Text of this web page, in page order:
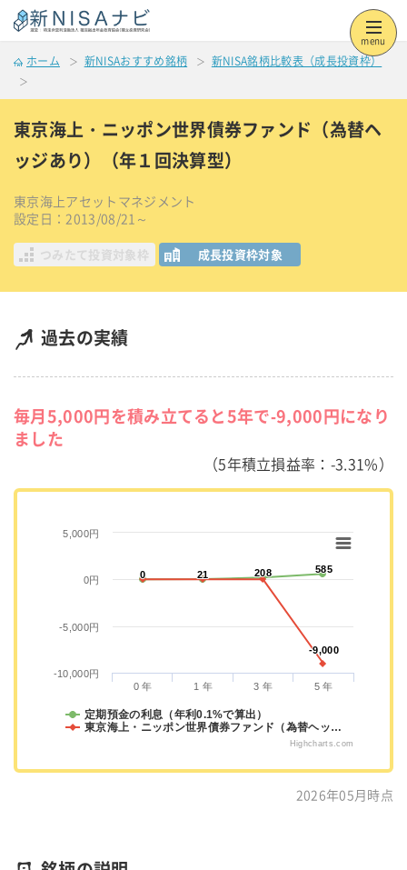
menu
ホーム 新NISAおすすめ銘柄 新NISA銘柄比較表（成長投資枠）
東京海上・ニッポン世界債券ファンド（為替ヘ
ッジあり）（年１回決算型）
東京海上アセットマネジメント
設定日：2013/08/21～
つみたて投資対象枠 成長投資枠対象
過去の実績
毎月5,000円を積み立てると5年で-9,000円になり
ました
（5年積立損益率：-3.31%）
0
0 21
21 208
208 585
585
-9,000
-9,000
定期預金の利息（年利0.1%で算出）
東京海上・ニッポン世界債券ファンド（為替ヘッ…
0 年 1 年 3 年 5 年
-10,000円
-5,000円
0円
5,000円
Highcharts.com
2026年05月時点